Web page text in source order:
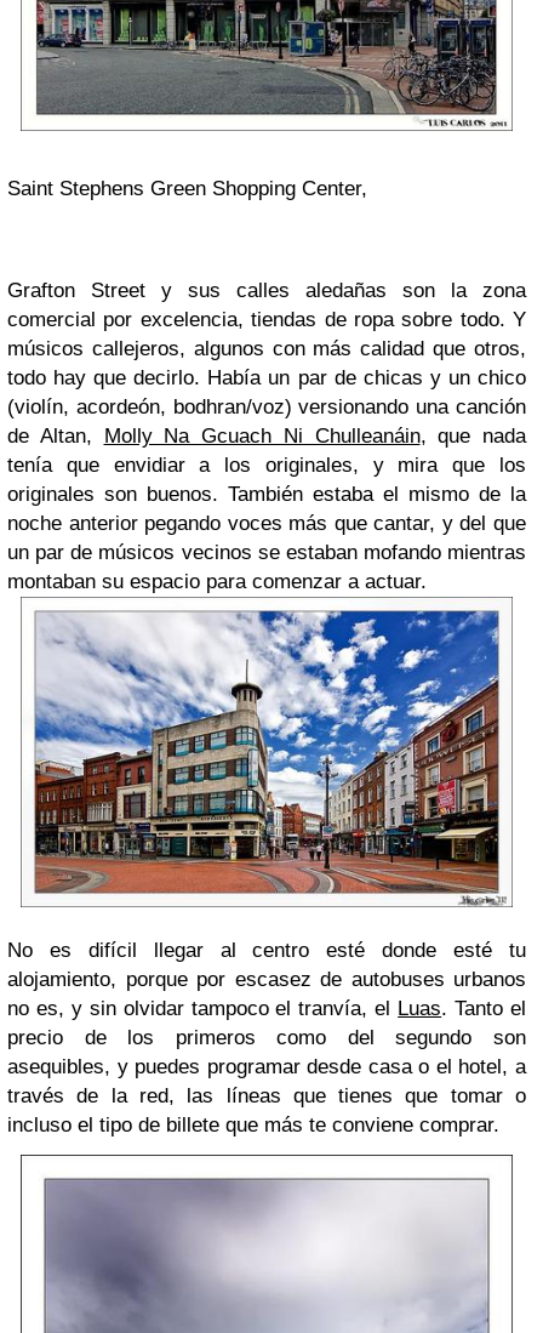
Saint Stephens Green Shopping Center,
Grafton Street y sus calles aledañas son la zona
comercial por excelencia, tiendas de ropa sobre todo. Y
músicos callejeros, algunos con más calidad que otros,
todo hay que decirlo. Había un par de chicas y un chico
(violín, acordeón, bodhran/voz) versionando una canción
de Altan, Molly Na Gcuach Ni Chulleanáin, que nada
tenía que envidiar a los originales, y mira que los
originales son buenos. También estaba el mismo de la
noche anterior pegando voces más que cantar, y del que
un par de músicos vecinos se estaban mofando mientras
montaban su espacio para comenzar a actuar.
No es difícil llegar al centro esté donde esté tu
alojamiento, porque por escasez de autobuses urbanos
no es, y sin olvidar tampoco el tranvía, el
Luas. Tanto el
precio de los primeros como del segundo son
asequibles, y puedes programar desde casa o el hotel, a
través de la red, las líneas que tienes que tomar o
incluso el tipo de billete que más te conviene comprar.